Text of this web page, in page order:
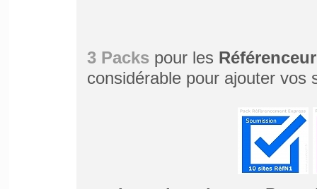
3 Packspour les
considérable pour ajouter vos